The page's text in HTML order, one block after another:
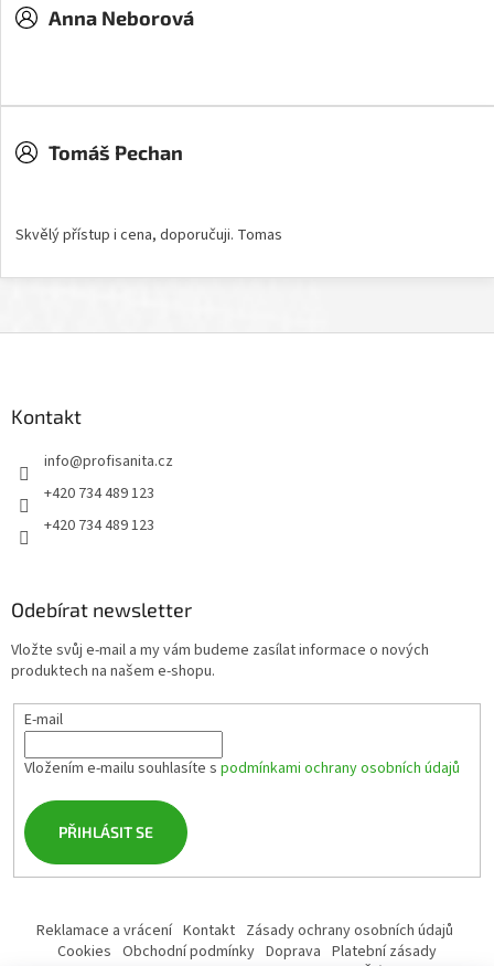
Anna Neborová
Tomáš Pechan
Skvělý přístup i cena, doporučuji. Tomas
Kontakt
info@profisanita.cz
+420 734 489 123
+420 734 489 123
Odebírat newsletter
Vložte svůj e-mail a my vám budeme zasílat informace o nových
produktech na našem e-shopu.
E-mail
Vložením e-mailu souhlasíte s podmínkami ochrany osobních údajů
PŘIHLÁSIT SE
Reklamace a vrácení Kontakt Zásady ochrany osobních údajů
Cookies Obchodní podmínky Doprava Platební zásady